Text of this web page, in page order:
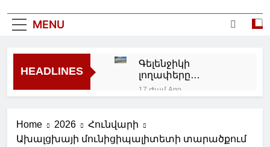
MENU
HEADLINES
Գելենջիկի
լողափերը
կփակվեն օդային
տագնապի
17 Ժամ Ago
տարանցմամբ
Հայաստան է
18 Ժամ Ago
Փեզեշքիանը
Home 2026
Հունվարի
Ախալցխայի մունիցիպալիտետի տարածքում